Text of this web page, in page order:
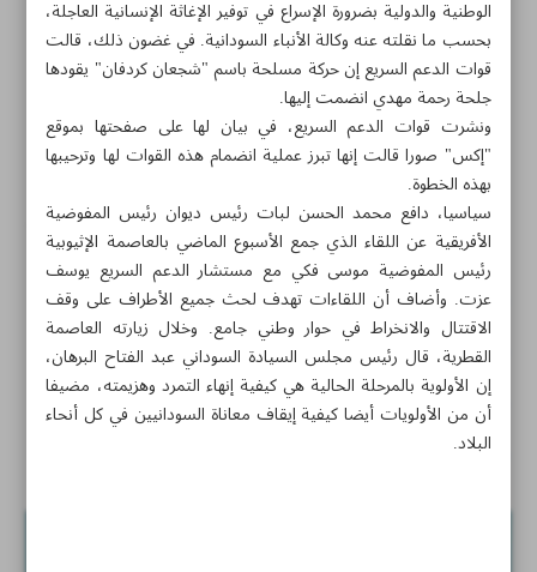
مواضيع هذه الصفحة
سقوط الهدنة في عين الحلوة.. والهدوء الحذر سيد الموقف
الجيش السوداني يصد هجوما على سلاح المدرعات
الاحتلال يتخوف من تزايد الهجمات قُبيل الأعياد
أخبار قصيرة
الوطنية والدولية بضرورة الإسراع في توفير الإغاثة الإنسانية العاجلة،
بحسب ما نقلته عنه وكالة الأنباء السودانية. في غضون ذلك، قالت
قوات الدعم السريع إن حركة مسلحة باسم "شجعان كردفان" يقودها
جلحة رحمة مهدي انضمت إليها.
ونشرت قوات الدعم السريع، في بيان لها على صفحتها بموقع
"إكس" صورا قالت إنها تبرز عملية انضمام هذه القوات لها وترحيبها
بهذه الخطوة.
سياسيا، دافع محمد الحسن لبات رئيس ديوان رئيس المفوضية
الأفريقية عن اللقاء الذي جمع الأسبوع الماضي بالعاصمة الإثيوبية
رئيس المفوضية موسى فكي مع مستشار الدعم السريع يوسف
عزت. وأضاف أن اللقاءات تهدف لحث جميع الأطراف على وقف
الاقتتال والانخراط في حوار وطني جامع. وخلال زيارته العاصمة
القطرية، قال رئيس مجلس السيادة السوداني عبد الفتاح البرهان،
إن الأولوية بالمرحلة الحالية هي كيفية إنهاء التمرد وهزيمته، مضيفا
أن من الأولويات أيضا كيفية إيقاف معاناة السودانيين في كل أنحاء
البلاد.